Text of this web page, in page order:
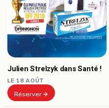
Julien Strelzyk dans Santé !
LE 18 AOÛT
Réserver